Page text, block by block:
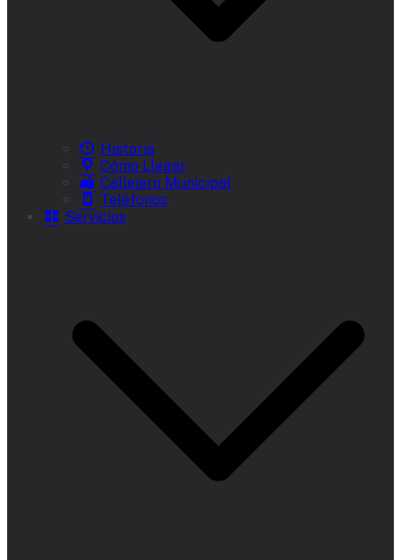
Historia
Cómo Llegar
Callejero Municipal
Teléfonos
Servicios